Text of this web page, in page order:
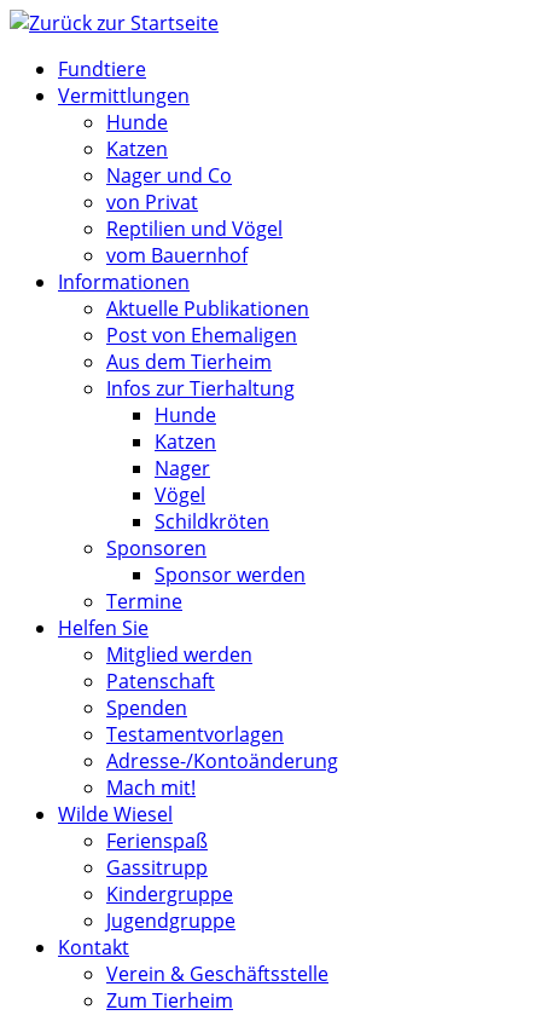
Zum
springenFundtiere
Vermittlungen
Hunde
Katzen
Nager und Co
von Privat
Reptilien und Vögel
vom Bauernhof
Informationen
Aktuelle Publikationen
Post von Ehemaligen
Aus dem Tierheim
Infos zur Tierhaltung
Hunde
Katzen
Nager
Vögel
Schildkröten
Sponsoren
Sponsor werden
Termine
Helfen Sie
Mitglied werden
Patenschaft
Spenden
Testamentvorlagen
Adresse-/Kontoänderung
Mach mit!
Wilde Wiesel
Ferienspaß
Gassitrupp
Kindergruppe
Jugendgruppe
Kontakt
Verein & Geschäftsstelle
Zum Tierheim